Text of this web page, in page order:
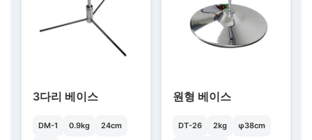
3다리 베이스
DM-1 0.9kg 24cm
원형 베이스
DT-26 2kg φ38cm